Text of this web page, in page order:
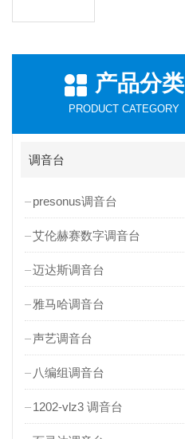
产品分类
PRODUCT CATEGORY
调音台
presonus调音台
艾伦赫赛数字调音台
迈达斯调音台
雅马哈调音台
声艺调音台
八编组调音台
1202-vlz3 调音台